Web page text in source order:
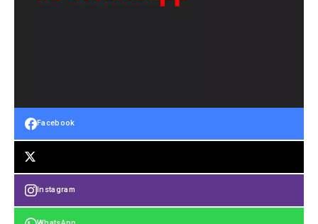
Facebook
Instagram